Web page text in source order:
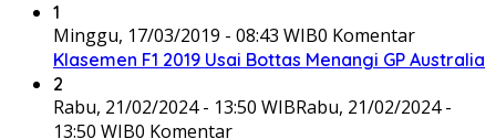
1
Minggu, 17/03/2019 - 08:43 WIB0 Komentar
Klasemen F1 2019 Usai Bottas Menangi GP Australia
2
Rabu, 21/02/2024 - 13:50 WIBRabu, 21/02/2024 -
13:50 WIB0 Komentar